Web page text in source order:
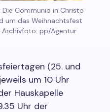
Die Communio in Christo
um das Weihnachtsfest
Archivfoto: pp/Agentur
(25. und
um 10 Uhr
Hauskapelle
Uhr der